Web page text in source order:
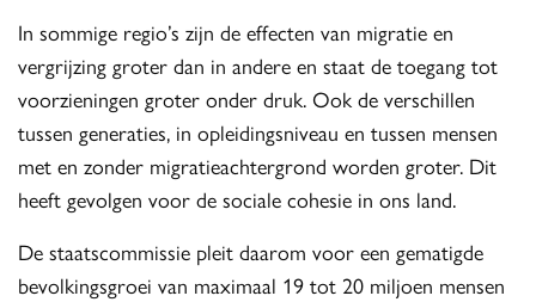
In sommige regio’s zijn de effecten van migratie en
vergrijzing groter dan in andere en staat de toegang tot
voorzieningen groter onder druk. Ook de verschillen
tussen generaties, in opleidingsniveau en tussen mensen
met en zonder migratieachtergrond worden groter. Dit
heeft gevolgen voor de sociale cohesie in ons land.
De staatscommissie pleit daarom voor een gematigde
bevolkingsgroei van maximaal 19 tot 20 miljoen mensen